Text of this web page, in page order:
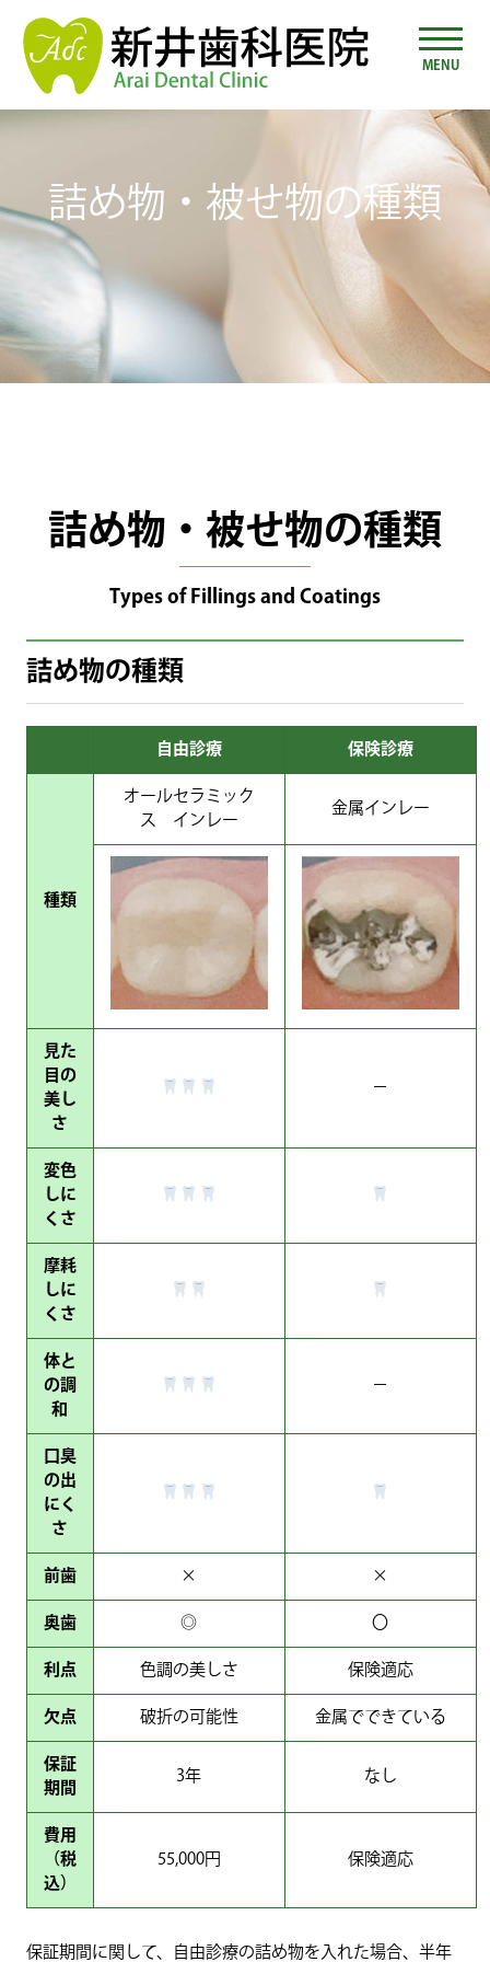
MENU
詰め物・被せ物の種類
詰め物・被せ物の種類
Types of Fillings and Coatings
詰め物の種類
自由診療 保険診療
種類
オールセラミック
ス インレー
金属インレー
見た
目の
美し
さ
－
変色
しに
くさ
摩耗
しに
くさ
体と
の調
和
－
口臭
の出
にく
さ
前歯 × ×
奥歯 ◎ 〇
利点 色調の美しさ 保険適応
欠点 破折の可能性 金属でできている
保証
期間
3年 なし
費用
（税
込）
55,000円 保険適応
保証期間に関して、自由診療の詰め物を入れた場合、半年